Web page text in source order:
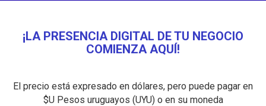
¡LA PRESENCIA DIGITAL DE TU NEGOCIO
COMIENZA AQUÍ!
El precio está expresado en dólares, pero puede pagar en
$U Pesos uruguayos (UYU) o en su moneda